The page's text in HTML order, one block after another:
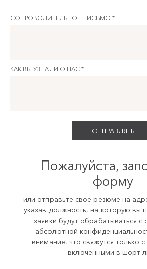
СОПРОВОДИТЕЛЬНОЕ ПИСЬМО *
КАК ВЫ УЗНАЛИ О НАС *
Пожалуйста,
форму
или отправьте свое резюме на
указав должность, на которую вы
заявки будут обрабатываться
абсолютной
внимание, что свяжутся только
включенными в шорт-